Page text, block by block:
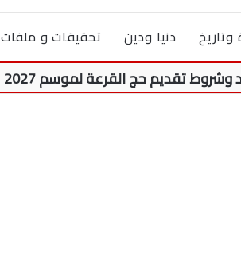
دنيا ودين تحقيقات و ملفات
تقديم حج القرعة لموسم 2027